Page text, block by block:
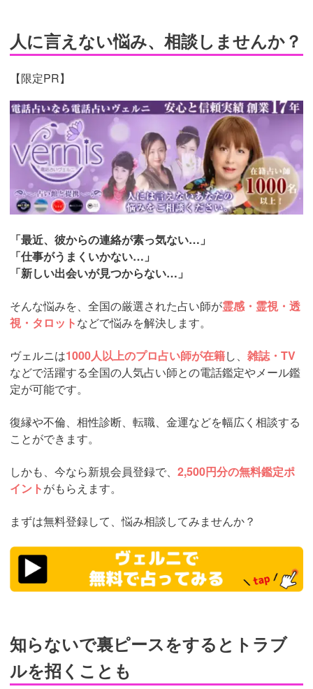
人に言えない悩み、相談しませんか？
【限定PR】
https://t.afi-
b.com/visit.php?
guid=ON&a=r7674L-
0320749u&p=p757084N
「最近、彼からの連絡が素っ気ない…」
「仕事がうまくいかない…」
「新しい出会いが見つからない…」
そんな悩みを、全国の厳選された占い師が霊感・霊視・透
視・タロットなどで悩みを解決します。
ヴェルニは1000人以上のプロ占い師が在籍し、 雑誌・TV
などで活躍する全国の人気占い師との電話鑑定やメール鑑
定が可能です。
復縁や不倫、相性診断、転職、金運などを幅広く相談する
ことができます。
しかも、今なら新規会員登録で、 2,500円分の無料鑑定ポ
イントがもらえます。
まずは無料登録して、悩み相談してみませんか？
https://t.afi-
b.com/visit.php?
guid=ON&a=r7674L-
0320749u&p=p757084N
知らないで裏ピースをするとトラブ
ルを招くことも